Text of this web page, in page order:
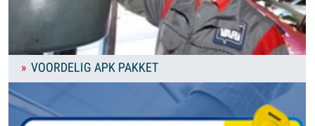
VOORDELIG APK PAKKET